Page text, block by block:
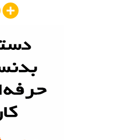
Share